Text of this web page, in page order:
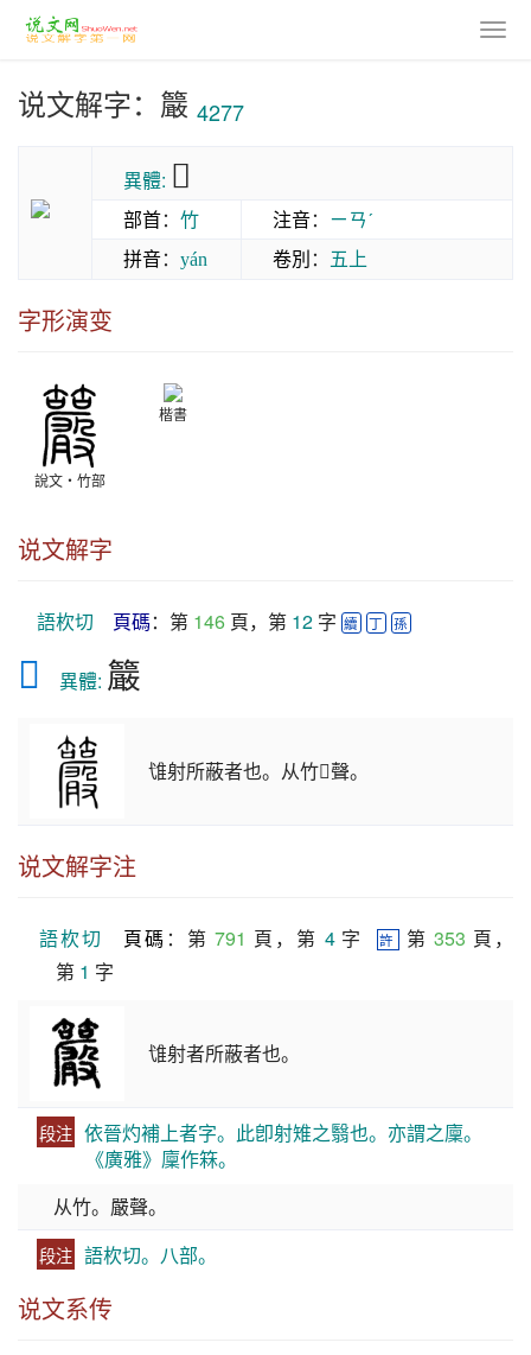
说文解字：䉷 4277
異體: 𥸂
部首： 竹 注音： ㄧㄢˊ
拼音： yán 卷別： 五上
字形演变
說文‧竹部
楷書
说文解字
語杴切 頁碼：第 146 頁，第 12 字 續 丁 孫
𥸂 異體: 䉷
隿射所蔽者也。从竹𡃫聲。
说文解字注
語杴切 頁碼 ：第 791 頁，第 4 字 許 第 353 頁，
第 1 字
隿射者所蔽者也。
段注 依晉灼補上者字。此卽射雉之翳也。亦謂之廩。
《廣雅》廩作箖。
从竹。嚴聲。
段注 語杴切。八部。
说文系传